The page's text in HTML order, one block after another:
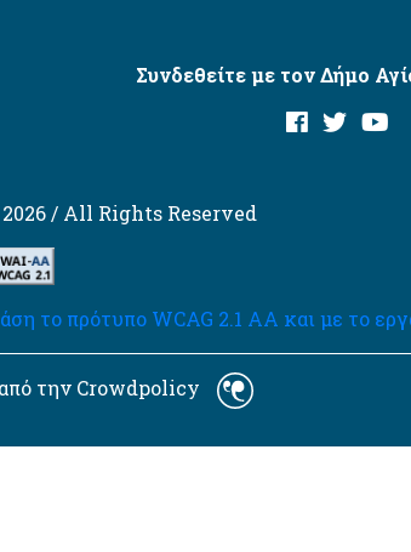
Συνδεθείτε με τον Δήμο
/ All Rights Reserved
το πρότυπο WCAG 2.1 AA και με το
την Crowdpolicy